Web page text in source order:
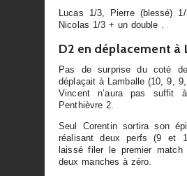
Lucas 1/3, Pierre (blessé)
Nicolas 1/3 + un double .
D2 en déplacement à
Pas de surprise du coté
déplaçait à Lamballe (10, 9,
Vincent n’aura pas suffit
Penthièvre 2.
Seul Corentin sortira son
réalisant deux perfs (9 et
laissé filer le premier
deux manches à zéro.